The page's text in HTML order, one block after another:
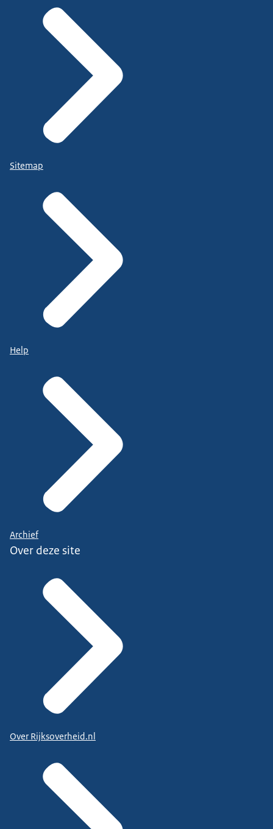
Sitemap
Help
Archief
Over deze site
Over Rijksoverheid.nl